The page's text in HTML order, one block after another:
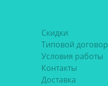
Скидки
Типовой договор
Условия работы
Контакты
Доставка